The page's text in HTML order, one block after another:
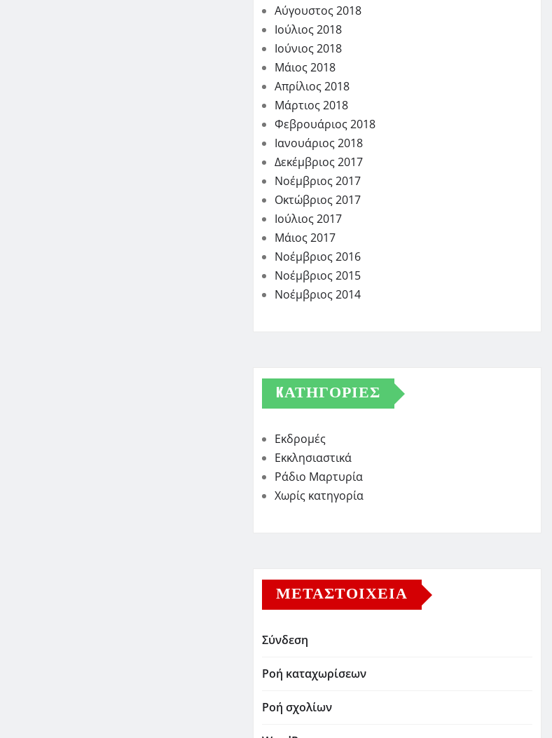
Αύγουστος 2018
Ιούλιος 2018
Ιούνιος 2018
Μάιος 2018
Απρίλιος 2018
Μάρτιος 2018
Φεβρουάριος 2018
Ιανουάριος 2018
Δεκέμβριος 2017
Νοέμβριος 2017
Οκτώβριος 2017
Ιούλιος 2017
Μάιος 2017
Νοέμβριος 2016
Νοέμβριος 2015
Νοέμβριος 2014
KΑΤΗΓΟΡΊΕΣ
Εκδρομές
Εκκλησιαστικά
Ράδιο Μαρτυρία
Χωρίς κατηγορία
ΜΕΤΑΣΤΟΙΧΕΊΑ
Σύνδεση
Ροή καταχωρίσεων
Ροή σχολίων